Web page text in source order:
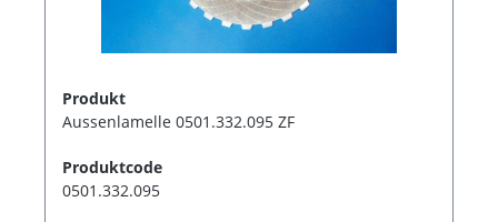
Produkt
Aussenlamelle 0501.332.095 ZF
Produktcode
0501.332.095